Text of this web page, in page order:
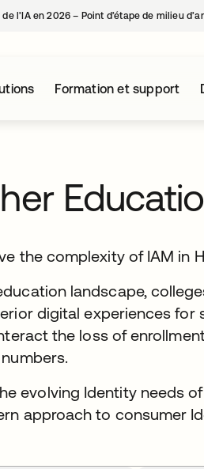
l’IA en 2026 – Point d’étape de milieu
Formation et support
the complexity of IAM in
landscape,
digital experiences for
the loss of
evolving Identity needs
approach to consumer